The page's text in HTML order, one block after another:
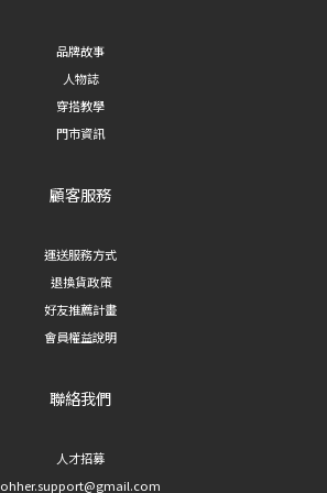
品牌故事
人物誌
穿搭教學
門市資訊
顧客服務
運送服務方式
退換貨政策
好友推薦計畫
會員權益說明
聯絡我們
人才招募
ohher.support@gmail.com